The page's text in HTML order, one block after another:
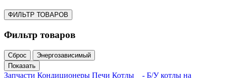
ФИЛЬТР ТОВАРОВ
Фильтр товаров
Сброс
Энергозависимый
Показать
Запчасти Кондиционеры Печи Котлы
- Б/У котлы на